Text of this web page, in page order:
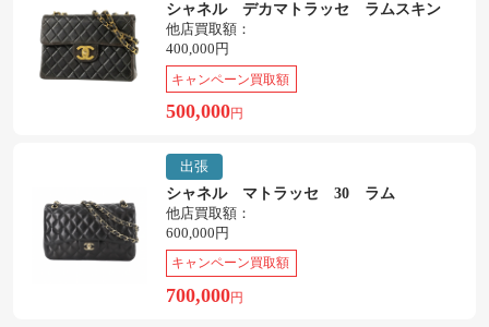
シャネル デカマトラッセ ラムスキン
他店買取額：
400,000円
キャンペーン買取額
500,000円
出張
シャネル マトラッセ 30 ラム
他店買取額：
600,000円
キャンペーン買取額
700,000円